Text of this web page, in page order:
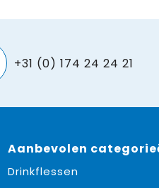
+31 (0) 174 24 24 21
Aanbevolen
Drinkflessen